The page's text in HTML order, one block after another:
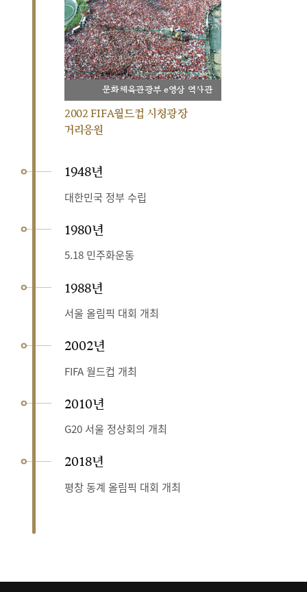
문화체육관광부 e영상 역사관
2002 FIFA월드컵 시청광장
거리응원
1948년
대한민국 정부 수립
1980년
5.18 민주화운동
1988년
서울 올림픽 대회 개최
2002년
FIFA 월드컵 개최
2010년
G20 서울 정상회의 개최
2018년
평창 동계 올림픽 대회 개최